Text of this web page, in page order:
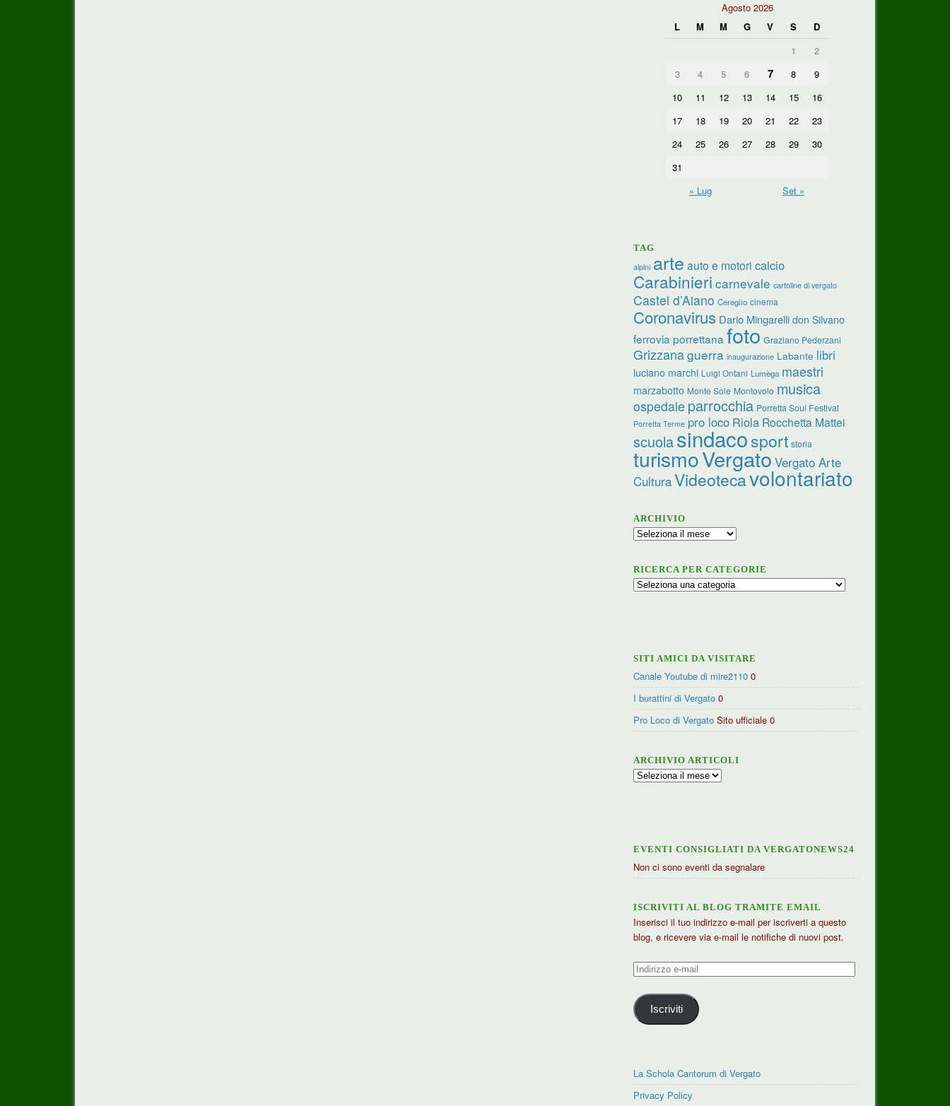
Agosto 2026
L
M M G V S
D
1
2
3
4 5 6 7 8
9
10
11 12 13 14 15
16
17
18 19 20 21 22
23
24
25 26 27 28 29
30
31
« Lug
Set »
TAG
alpini arte auto e motori calcio
Carabinieri carnevale cartoline di vergato
Castel d’Aiano Cereglio cinema
Coronavirus Dario Mingarelli don Silvano
ferrovia porrettana foto Graziano Pederzani
Grizzanaguerra inaugurazione Labante libri
luciano marchi Luigi Ontani Lumèga maestri
marzabotto Monte Sole Montovolo musica
ospedale parrocchia Porretta Soul Festival
Porretta Terme pro loco Riola Rocchetta Mattei
scuolasindacosport storia
turismoVergato Vergato Arte
CulturaVideotecavolontariato
ARCHIVIO
Archivio
RICERCA PER CATEGORIE
Ricerca
SITI AMICI DA VISITARE
Canale Youtube di mire2110 0
I burattini di Vergato 0
Pro Loco di Vergato Sito ufficiale 0
ARCHIVIO ARTICOLI
Archivio
EVENTI CONSIGLIATI DA VERGATONEWS24
Non ci sono eventi da segnalare
ISCRIVITI AL BLOG TRAMITE EMAIL
Inserisci il tuo indirizzo e-mail per iscriverti a questo
blog, e ricevere via e-mail le notifiche di nuovi post.
Indirizzo
mail
Iscriviti
La Schola Cantorum di Vergato
Privacy Policy